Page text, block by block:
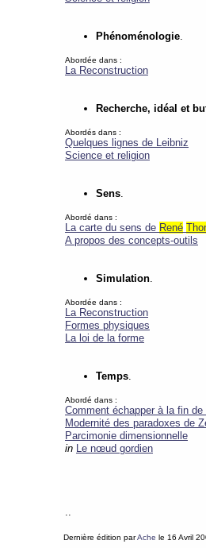
Phénoménologie.
Abordée dans :
La Reconstruction
Recherche, idéal et
Abordés dans :
Quelques lignes de Leibniz
Science et religion
Sens.
Abordé dans :
La carte du sens de René
A propos des concepts-outils
Simulation.
Abordée dans :
La Reconstruction
Formes physiques
La loi de la forme
Temps.
Abordé dans :
Comment échapper à la fin de
Modernité des paradoxes de
Parcimonie dimensionnelle
in Le nœud gordien
..
Dernière édition parAche le 16 Avril